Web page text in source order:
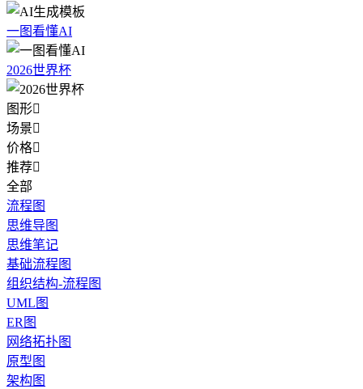
一图看懂AI
2026世界杯
图形
场景
价格
推荐
全部
流程图
思维导图
思维笔记
基础流程图
组织结构-流程图
UML图
ER图
网络拓扑图
原型图
架构图